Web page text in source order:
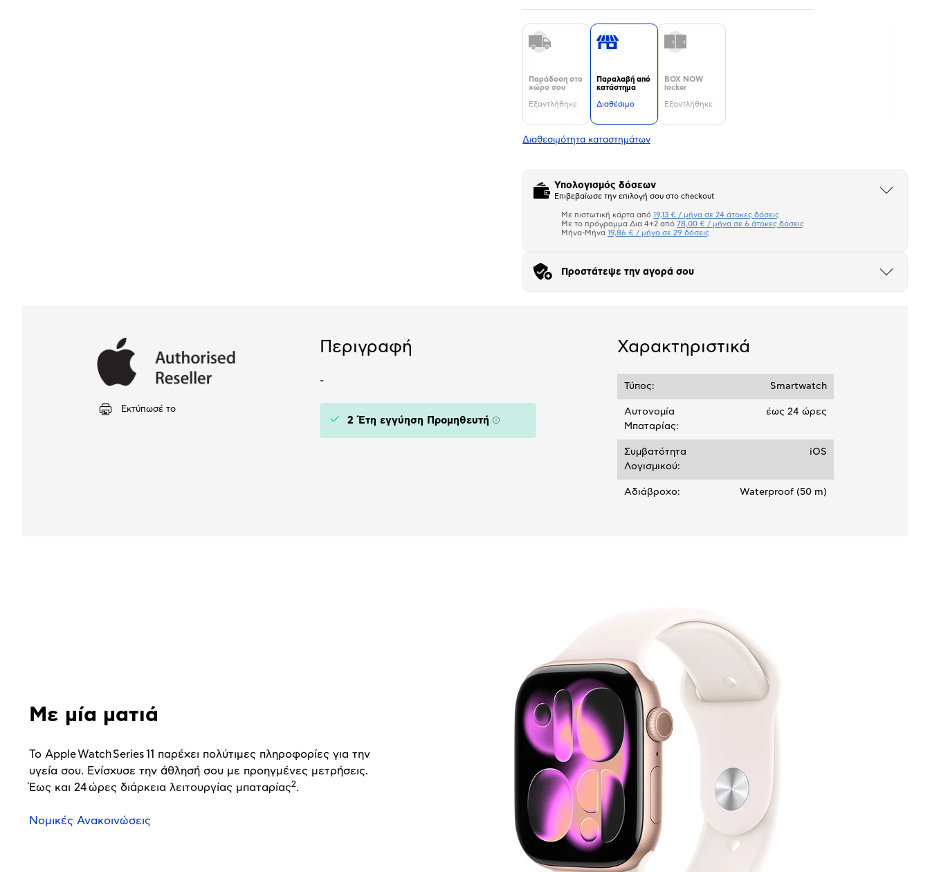
Παράδοση στο
χώρο σου
Εξαντλήθηκε
Παραλαβή από
κατάστημα
Διαθέσιμο
BOX NOW
locker
Εξαντλήθηκε
Διαθεσιμότητα καταστημάτων
Υπολογισμός δόσεων
Επιβεβαίωσε την επιλογή σου στο checkout
Άνοιξε
Πιστωτική κάρτα
Μήνα Μήνα
Με πιστωτική κάρτα από 19,13 € / μήνα σε 24 άτοκες δόσεις
Με το πρόγραμμα Δια 4+2 από 78,00 € / μήνα σε 6 άτοκες δόσεις
Μήνα-Μήνα 19,86 € / μήνα σε 29 δόσεις
Προστάτεψε την αγορά σου
Άνοιξε
Εκτύπωσέ το
Περιγραφή
-
2 Έτη εγγύηση Προμηθευτή Πληροφορίες
Χαρακτηριστικά
Τύπος: Smartwatch
Αυτονομία
Μπαταρίας:
έως 24 ώρες
Συμβατότητα
Λογισμικού:
iOS
Αδιάβροχο: Waterproof (50 m)
Με μία ματιά
Το Apple Watch Series 11 παρέχει πολύτιμες πληροφορίες για την
υγεία σου. Ενίσχυσε την άθλησή σου με προηγμένες μετρήσεις.
Έως και 24 ώρες διάρκεια λειτουργίας μπαταρίας2.
Νομικές Ανακοινώσεις